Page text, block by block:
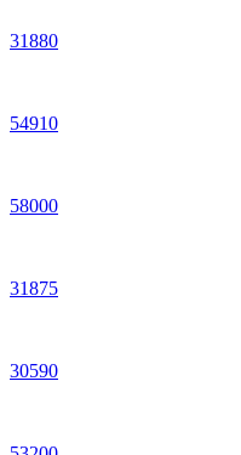
31880
54910
58000
31875
30590